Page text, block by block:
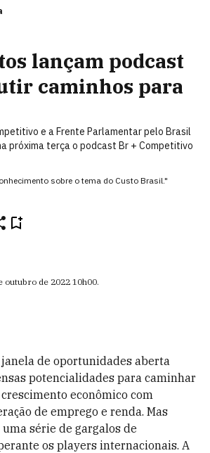
lançam podcast
caminhos para
e a Frente Parlamentar pelo Brasil
próxima terça o podcast Br + Competitivo
sobre o tema do Custo Brasil."
outubro de 2022 10h00.
de oportunidades aberta
potencialidades para caminhar
econômico com
de emprego e renda. Mas
série de gargalos de
os players internacionais. A